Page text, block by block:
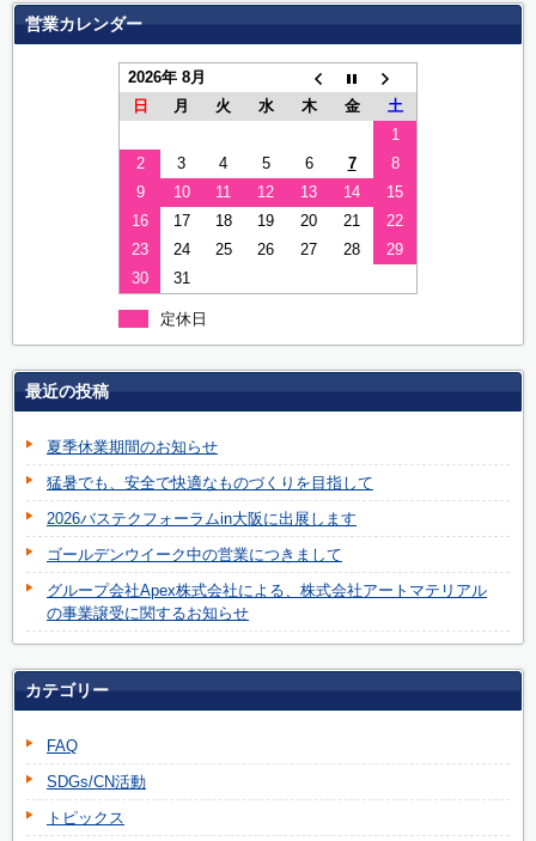
営業カレンダー
2026年 8月
日
月 火 水 木 金
土
1
2
3 4 5 6 7
8
9
10 11 12 13 14
15
16
17 18 19 20 21
22
23
24 25 26 27 28
29
30
31
定休日
最近の投稿
夏季休業期間のお知らせ
猛暑でも、安全で快適なものづくりを目指して
2026バステクフォーラムin大阪に出展します
ゴールデンウイーク中の営業につきまして
グループ会社Apex株式会社による、株式会社アートマテリアル
の事業譲受に関するお知らせ
カテゴリー
FAQ
SDGs/CN活動
トピックス